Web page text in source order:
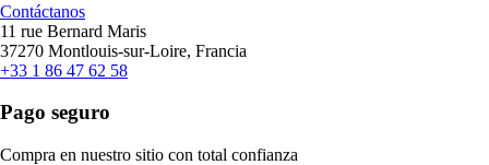
Contáctanos
11 rue Bernard Maris
37270 Montlouis-sur-Loire, Francia
+33 1 86 47 62 58
Pago seguro
Compra en nuestro sitio con total confianza